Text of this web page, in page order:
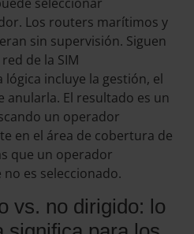
Los routers marítimos y
sin supervisión. Siguen
de la SIM
incluye la gestión, el
El resultado es un
un operador
en el área de cobertura de
que un operador
es seleccionado.
vs. no dirigido: lo